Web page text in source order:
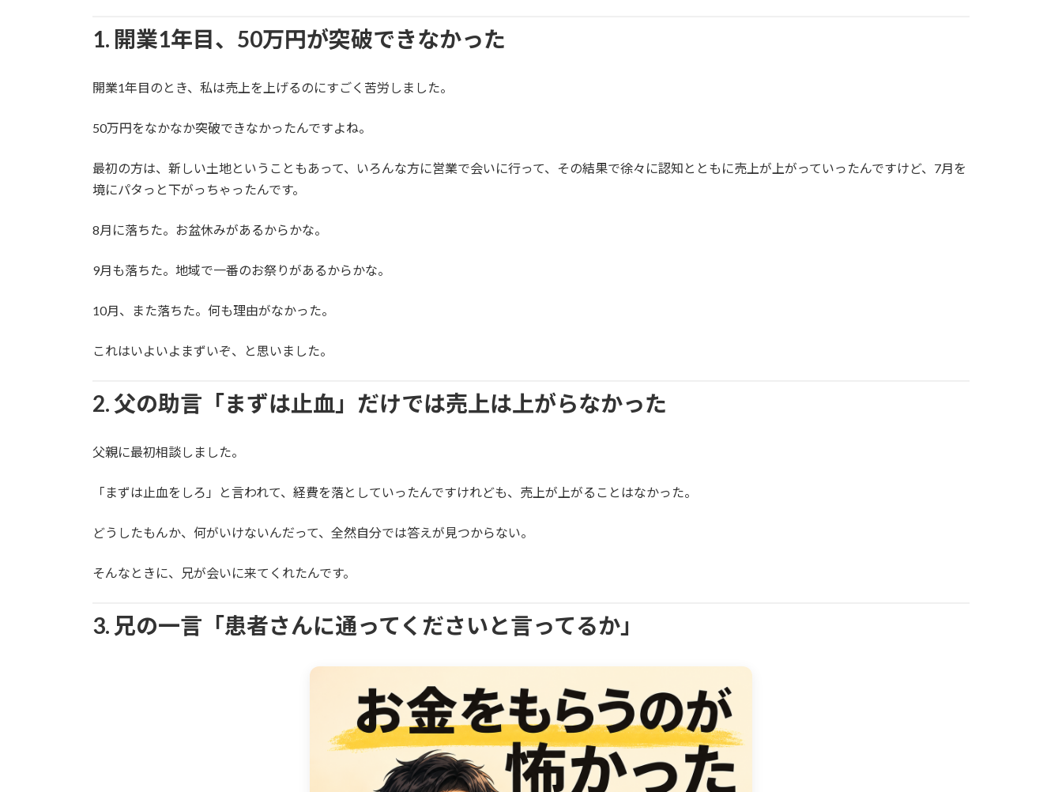
1. 開業1年目、50万円が突破できなかった
開業1年目のとき、私は売上を上げるのにすごく苦労しました。
50万円をなかなか突破できなかったんですよね。
最初の方は、新しい土地ということもあって、いろんな方に営業で会いに行って、その結果で徐々に認知とともに売上が上がっていったんですけど、7月を
境にパタっと下がっちゃったんです。
8月に落ちた。お盆休みがあるからかな。
9月も落ちた。地域で一番のお祭りがあるからかな。
10月、また落ちた。何も理由がなかった。
これはいよいよまずいぞ、と思いました。
2. 父の助言「まずは止血」だけでは売上は上がらなかった
父親に最初相談しました。
「まずは止血をしろ」と言われて、経費を落としていったんですけれども、売上が上がることはなかった。
どうしたもんか、何がいけないんだって、全然自分では答えが見つからない。
そんなときに、兄が会いに来てくれたんです。
3. 兄の一言「患者さんに通ってくださいと言ってるか」